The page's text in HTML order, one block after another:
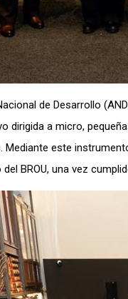
de Desarrollo
dirigida a micro,
este
BROU, una vez